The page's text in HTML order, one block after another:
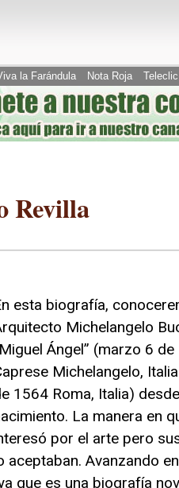
la Farándula Nota Roja
Revilla
esta biografía,
Michelangelo
Ángel” (marzo 6
Michelangelo,
1564 Roma, Italia)
La manera en
por el arte pero
aceptaban. Avanzando
que es una biografía